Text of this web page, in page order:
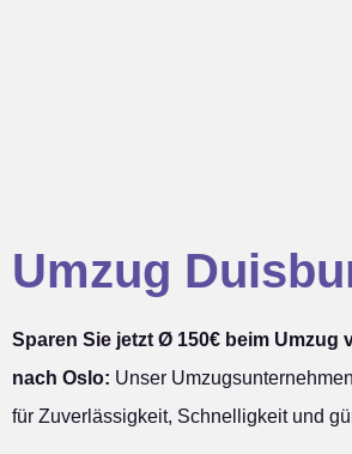
Umzug
Sparen Sie jetzt Ø 150€ beim Umzug
nach Oslo: Unser
für Zuverlässigkeit, Schnelligkeit und